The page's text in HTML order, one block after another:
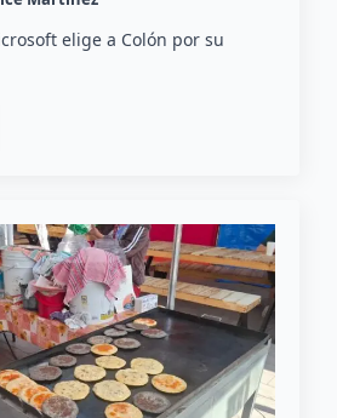
elige a Colón por su